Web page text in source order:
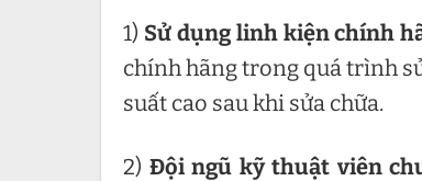
1) Sử dụng linh kiện chính
chính hãng trong quá trình
suất cao sau khi sửa chữa.
2) Đội ngũ kỹ thuật viên